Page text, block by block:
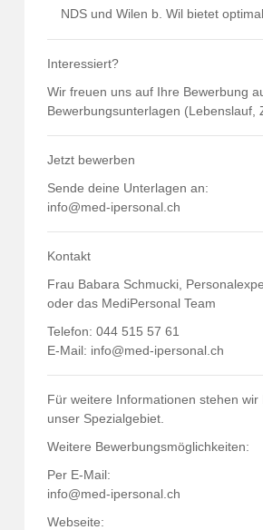
NDS und Wilen b. Wil bietet
Interessiert?
Wir freuen uns auf Ihre Bewerbung
Bewerbungsunterlagen (Lebenslauf,
Jetzt bewerben
Sende deine Unterlagen an:
info@med-ipersonal.ch
Kontakt
Frau Babara Schmucki,
oder das MediPersonal Team
Telefon: 044 515 57 61
E-Mail: info@med-ipersonal.ch
Für weitere Informationen stehen
unser Spezialgebiet.
Weitere Bewerbungsmöglichkeiten:
Per E-Mail:
info@med-ipersonal.ch
Webseite: